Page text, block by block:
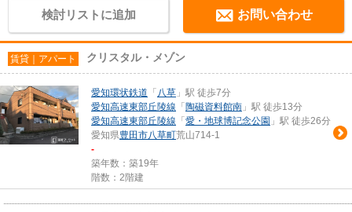
検討リストに追加 お問い合わせ
賃貸｜アパート クリスタル・メゾン
愛知環状鉄道 「 八草 」駅 徒歩7分
愛知高速東部丘陵線 「 陶磁資料館南 」駅 徒歩13分
愛知高速東部丘陵線 「 愛・地球博記念公園 」駅 徒歩26分
愛知県豊田市八草町荒山714-1
-
築年数：築19年
階数：2階建